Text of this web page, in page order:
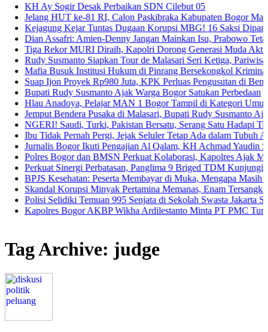
Ay Sogir Desak Perbaikan SDN Cilebut 05
HUT ke-81 RI, Calon Paskibraka Kabupaten Bogor Matangkan
Kejar Tuntas Dugaan Korupsi MBG! 16 Saksi Dipanggil, Dari
Assafri: Amien-Denny Jangan Mainkan Isu, Prabowo Tetap
Rekor MURI Diraih, Kapolri Dorong Generasi Muda Aktif Jaga
Susmanto Siapkan Tour de Malasari Seri Ketiga, Pariwisata
Busuk Institusi Hukum di Pinrang Bersekongkol Kriminalisasi
Ijon Proyek Rp980 Juta, KPK Perluas Pengusutan di Bengkulu
Rudy Susmanto Ajak Warga Bogor Satukan Perbedaan
Anadoya, Pelajar MAN 1 Bogor Tampil di Kategori Umum Piala
Bendera Pusaka di Malasari, Bupati Rudy Susmanto Ajak Warga
Saudi, Turki, Pakistan Bersatu, Serang Satu Hadapi Tiga
Pernah Pergi, Jejak Seluler Tetap Ada dalam Tubuh Anak
Bogor Ikuti Pengajian Al Qalam, KH Achmad Yaudin Sogir dan
Bogor dan BMSN Perkuat Kolaborasi, Kapolres Ajak Media
Sinergi Perbatasan, Panglima 9 Briged TDM Kunjungi Pos
Kesehatan: Peserta Membayar di Muka, Mengapa Masih
Korupsi Minyak Pertamina Memanas, Enam Tersangka Resmi
Selidiki Temuan 995 Senjata di Sekolah Swasta Jakarta Selatan
Bogor AKBP Wikha Ardilestanto Minta PT PMC Tunda
Tag Archive: judge